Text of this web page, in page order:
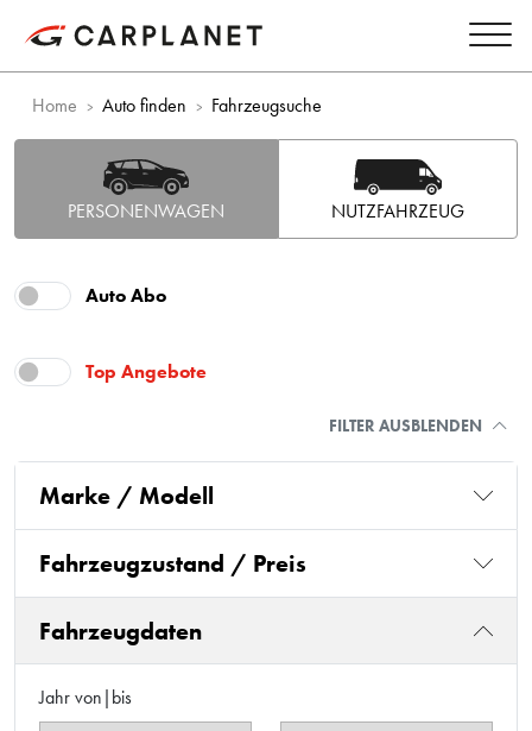
Home Auto finden Fahrzeugsuche
PERSONENWAGEN NUTZFAHRZEUG
Auto Abo
Top Angebote
FILTER AUSBLENDEN
Marke / Modell
Fahrzeugzustand / Preis
Fahrzeugdaten
Jahr von|bis